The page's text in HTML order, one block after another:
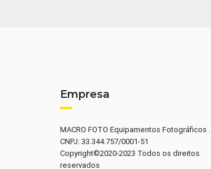
Empresa
MACRO FOTO Equipamentos Fotográficos .
CNPJ: 33.344.757/0001-51
Copyright©2020-2023 Todos os direitos
reservados